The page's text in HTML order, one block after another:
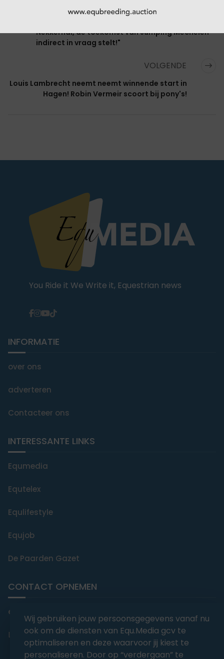
Gunter Van Lent: "Onbegrijpelijk hoe Stad
Nekkerhal, de toekomst van Jumping Mechelen
indirect in vraag stelt!"
VOLGENDE
Louis Lambrecht neemt neemt winnende start in
Hagen! Robin Vermeir scoort bij pony's!
You Ride it We Write it, Equestrian news
INFORMATIE
over ons
adverteren
Contacteer ons
INTERESSANTE LINKS
Equmedia
Equtelex
Equlifestyle
Equjob
De Paarden Gazet
CONTACT OPNEMEN
editorial@equmedia.be
Langendamdreef 22 9880 Aalter België
Wij gebruiken jouw persoonsgegevens vanaf nu
ook om de diensten van Equ.Media gcv te
optimaliseren en deze waarvoor jij kiest te
personaliseren. Door op “verdergaan” te